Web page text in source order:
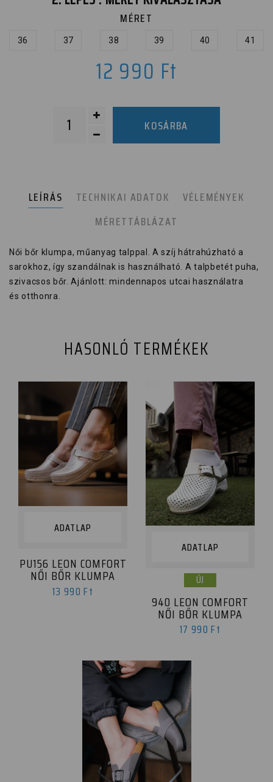
MÉRET
36 37 38 39 40 41
12 990 Ft
KOSÁRBA
LEÍRÁS TECHNIKAI ADATOK
VÉLEMÉNYEK
MÉRETTÁBLÁZAT
Női bőr klumpa, műanyag talppal. A szíj hátrahúzható a
sarokhoz, így szandálnak is használható. A talpbetét puha,
szivacsos bőr. Ajánlott: mindennapos utcai használatra
és otthonra.
HASONLÓ TERMÉKEK
ADATLAP
PU156 LEON COMFORT
NŐI BŐR KLUMPA
13 990 Ft
ADATLAP
ÚJ
940 LEON COMFORT
NŐI BŐR KLUMPA
17 990 Ft